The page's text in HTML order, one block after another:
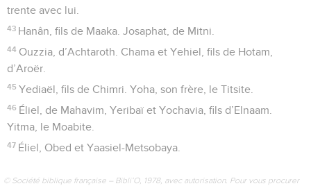
trente avec lui.
43 Hanân, fils de Maaka. Josaphat, de Mitni.
44 Ouzzia, d’Achtaroth. Chama et Yehiel, fils de Hotam,
d’Aroër.
45 Yediaël, fils de Chimri. Yoha, son frère, le Titsite.
46 Éliel, de Mahavim, Yeribaï et Yochavia, fils d’Elnaam.
Yitma, le Moabite.
47 Éliel, Obed et Yaasiel-Metsobaya.
© Société biblique française – Bibli’O, 1978, avec autorisation. Pour vous procurer